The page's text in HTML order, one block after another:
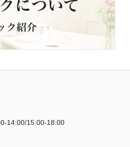
14:00/15:00-18:00